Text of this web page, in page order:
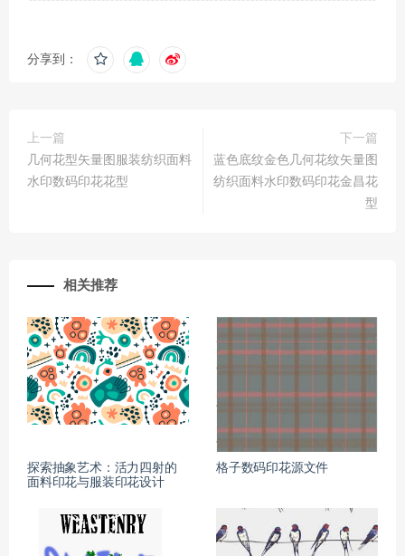
分享到：
上一篇
几何花型矢量图服装纺织面料
水印数码印花花型
下一篇
蓝色底纹金色几何花纹矢量图
纺织面料水印数码印花金昌花
型
相关推荐
探索抽象艺术：活力四射的
面料印花与服装印花设计
格子数码印花源文件